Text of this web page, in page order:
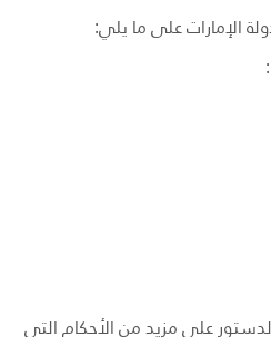
:
:
المواد 46-109 من الدستور على مزيد من الأحكام التي